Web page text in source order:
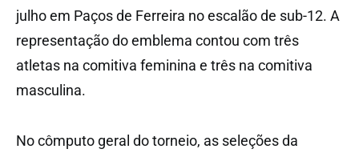
julho em Paços de Ferreira no escalão de sub-12. A
representação do emblema contou com três
atletas na comitiva feminina e três na comitiva
masculina.
No cômputo geral do torneio, as seleções da